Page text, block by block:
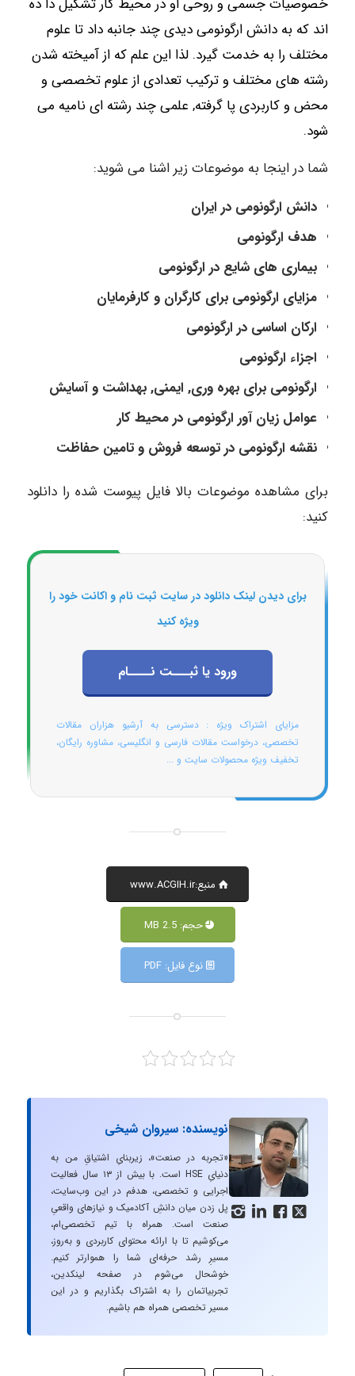
خصوصیات جسمی و روحی او در محیط کار تشکیل دا ده
اند که به دانش ارگونومی دیدی چند جانبه داد تا علوم
مختلف را به خدمت گیرد. لذا این علم که از آمیخته شدن
رشته های مختلف و ترکیب تعدادی از علوم تخصصی و
محض و کاربردی پا گرفته, علمی چند رشته ای نامیه می
شود.
شما در اینجا به موضوعات زیر اشنا می شوید:
دانش ارگونومی در ایران
هدف ارگونومی
بیماری های شایع در ارگونومی
مزایای ارگونومی برای کارگران و کارفرمایان
ارکان اساسی در ارگونومی
اجزاء ارگونومی
ارگونومی برای بهره وری, ایمنی, بهداشت و آسایش
عوامل زیان آور ارگونومی در محیط کار
نقشه ارگونومی در توسعه فروش و تامین حفاظت
برای مشاهده موضوعات بالا فایل پیوست شده را دانلود
کنید:
برای دیدن لینک دانلود در سایت ثبت نام و اکانت خود را
ویژه کنید
ورود یا ثبـــت نــــام
مزایای اشتراک ویژه : دسترسی به آرشیو هزاران مقالات
تخصصی، درخواست مقالات فارسی و انگلیسی، مشاوره رایگان،
تخفیف ویژه محصولات سایت و ...
منبع:www.ACGIH.ir
حجم: 2.5 MB
نوع فایل: PDF
   
نویسنده: سیروان شیخی
«تجربه در صنعت»، زیربنایِ اشتیاقِ من به
دنیایِ HSE است. با بیش از ۱۳ سال فعالیت
اجرایی و تخصصی، هدفم در این وب‌سایت،
پل زدن میان دانشِ آکادمیک و نیازهای واقعیِ
صنعت است. همراه با تیم تخصصی‌ام،
می‌کوشیم تا با ارائه محتوای کاربردی و به‌روز،
مسیرِ رشد حرفه‌ای شما را هموارتر کنیم.
خوشحال می‌شوم در صفحه لینکدین،
تجربیاتمان را به اشتراک بگذاریم و در این
مسیر تخصصی همراه هم باشیم.